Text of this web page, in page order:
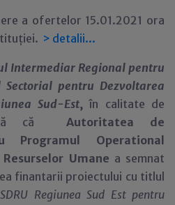
a ofertelor 15.01.2021 ora
> detalii...
Intermediar Regional pentru
pentru Dezvoltarea
Sud-Est, în calitate de
că
Autoritatea de
Programul Operational
Umane a semnat
finantarii proiectului cu titlul
Regiunea Sud Est pentru